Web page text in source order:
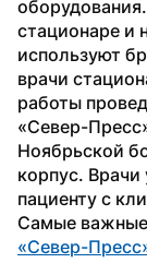
стационаре и
используют
врачи
работы
«Север-
Ноябрьской
корпус.
пациенту с
«Север-